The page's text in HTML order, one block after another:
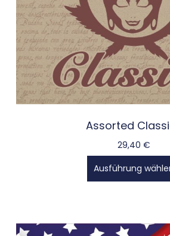
Assorted
29,40 €
Ausführung